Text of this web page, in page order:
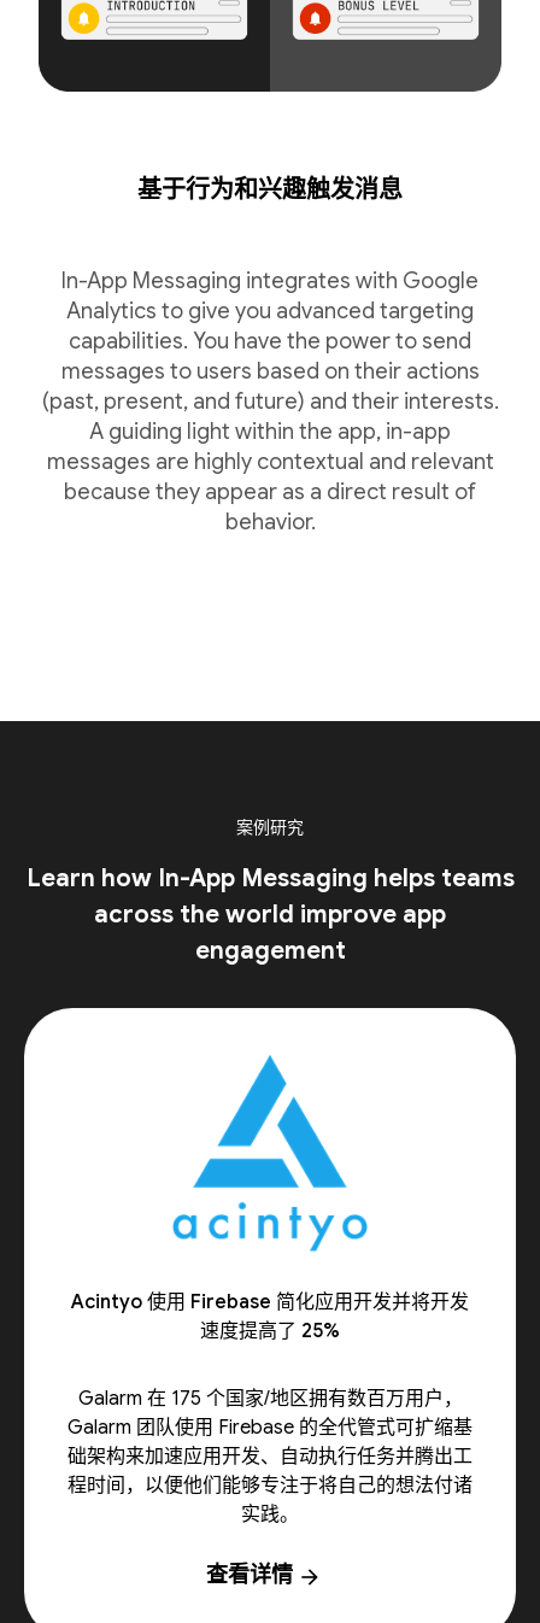
基于行为和兴趣触发消息
In-App Messaging integrates with Google
Analytics to give you advanced targeting
capabilities. You have the power to send
messages to users based on their actions
(past, present, and future) and their interests.
A guiding light within the app, in-app
messages are highly contextual and relevant
because they appear as a direct result of
behavior.
案例研究
Learn how In-App Messaging helps teams
across the world improve app
engagement
Acintyo 使用 Firebase 简化应用开发并将开发
速度提高了 25%
Galarm 在 175 个国家/地区拥有数百万用户，
Galarm 团队使用 Firebase 的全代管式可扩缩基
础架构来加速应用开发、自动执行任务并腾出工
程时间，以便他们能够专注于将自己的想法付诸
实践。
查看详情 arrow_forward